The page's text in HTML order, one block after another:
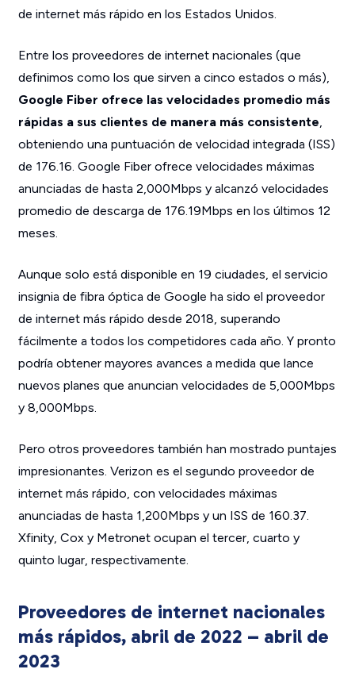
de internet más rápido en los Estados Unidos.
Entre los proveedores de internet nacionales (que
definimos como los que sirven a cinco estados o más),
Google Fiber ofrece las velocidades promedio más
rápidas a sus clientes de manera más consistente,
obteniendo una puntuación de velocidad integrada (ISS)
de 176.16. Google Fiber ofrece velocidades máximas
anunciadas de hasta 2,000Mbps y alcanzó velocidades
promedio de descarga de 176.19Mbps en los últimos 12
meses.
Aunque solo está disponible en 19 ciudades, el servicio
insignia de fibra óptica de Google ha sido el proveedor
de internet más rápido desde 2018, superando
fácilmente a todos los competidores cada año. Y pronto
podría obtener mayores avances a medida que lance
nuevos planes que anuncian velocidades de 5,000Mbps
y 8,000Mbps.
Pero otros proveedores también han mostrado puntajes
impresionantes. Verizon es el segundo proveedor de
internet más rápido, con velocidades máximas
anunciadas de hasta 1,200Mbps y un ISS de 160.37.
Xfinity, Cox y Metronet ocupan el tercer, cuarto y
quinto lugar, respectivamente.
Proveedores de internet nacionales
más rápidos, abril de 2022 – abril de
2023